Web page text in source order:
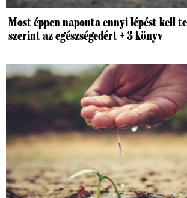
Most éppen naponta ennyi lépést kell
szerint az egészségedért + 3 könyv